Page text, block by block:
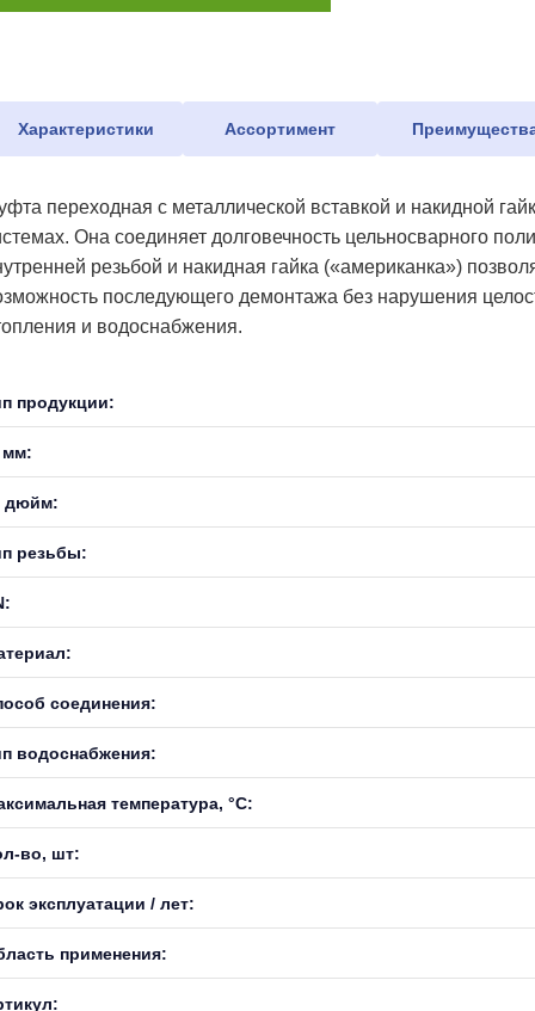
Характеристики Ассортимент
переходная с металлической вставкой и накидной
Она соединяет долговечность цельносварного
резьбой и накидная гайка («американка»)
последующего демонтажа без нарушения
и водоснабжения.
продукции:
мм:
дюйм:
резьбы:
соединения:
водоснабжения:
температура, °С:
во, шт:
эксплуатации / лет:
применения: